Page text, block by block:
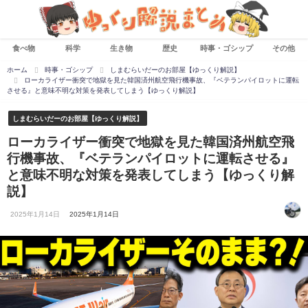
食べ物 科学 生き物 歴史 時事・ゴシップ その他
ホーム 時事・ゴシップ
しまむらいだーのお部屋【ゆっくり解説】
ローカライザー衝突で地獄を見た韓国済州航空飛行機事故、『ベテランパイロットに運転
させる』と意味不明な対策を発表してしまう【ゆっくり解説】
しまむらいだーのお部屋【ゆっくり解説】
ローカライザー衝突で地獄を見た韓国済州航空飛
行機事故、『ベテランパイロットに運転させる』
と意味不明な対策を発表してしまう【ゆっくり解
説】
2025年1月14日 2025年1月14日